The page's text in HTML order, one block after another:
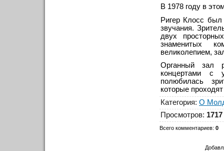
В 1978 году в
Ригер Клосс был
звучания.
двух
знаменитых
великолепием,
Органный зал
концертами с
полюбилась
которые
Категория: О
Просмотров: 1717
Всего комментариев: 0